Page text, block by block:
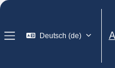
Zum Hauptinhalt
Deutsch ‎(de)‎